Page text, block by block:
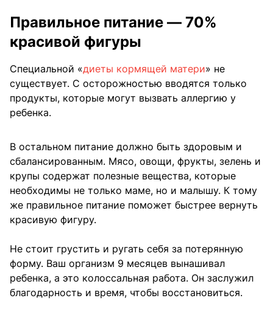
Правильное питание — 70%
красивой фигуры
Специальной «диеты кормящей матери» не
существует. С осторожностью вводятся только
продукты, которые могут вызвать аллергию у
ребенка.
В остальном питание должно быть здоровым и
сбалансированным. Мясо, овощи, фрукты, зелень и
крупы содержат полезные вещества, которые
необходимы не только маме, но и малышу. К тому
же правильное питание поможет быстрее вернуть
красивую фигуру.
Не стоит грустить и ругать себя за потерянную
форму. Ваш организм 9 месяцев вынашивал
ребенка, а это колоссальная работа. Он заслужил
благодарность и время, чтобы восстановиться.